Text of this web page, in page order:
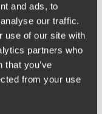
and ads, to
our traffic.
use of our site with
partners who
that you’ve
from your use